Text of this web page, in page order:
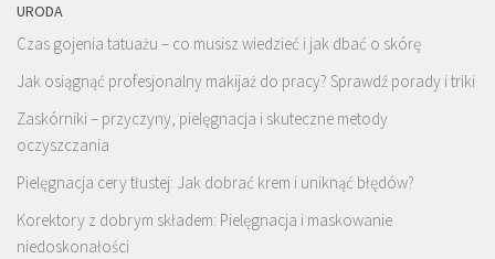
URODA
Czas gojenia tatuażu – co musisz wiedzieć i jak dbać o skórę
Jak osiągnąć profesjonalny makijaż do pracy? Sprawdź porady i triki
Zaskórniki – przyczyny, pielęgnacja i skuteczne metody
oczyszczania
Pielęgnacja cery tłustej: Jak dobrać krem i uniknąć błędów?
Korektory z dobrym składem: Pielęgnacja i maskowanie
niedoskonałości